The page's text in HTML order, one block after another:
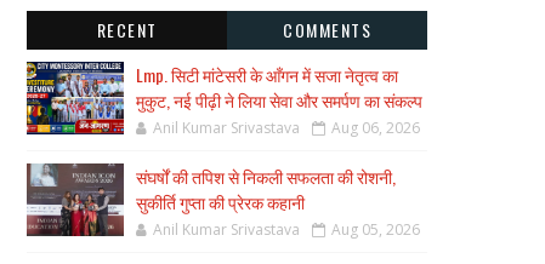
RECENT
COMMENTS
Lmp. सिटी मांटेसरी के आँगन में सजा नेतृत्व का
मुकुट, नई पीढ़ी ने लिया सेवा और समर्पण का संकल्प
Anil Kumar Srivastava Aug 06, 2026
संघर्षों की तपिश से निकली सफलता की रोशनी,
सुकीर्ति गुप्ता की प्रेरक कहानी
Anil Kumar Srivastava Aug 05, 2026